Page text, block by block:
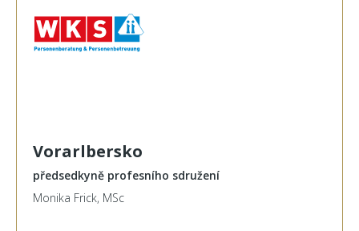
Vorarlbersko
předsedkyně profesního sdružení
Monika Frick, MSc